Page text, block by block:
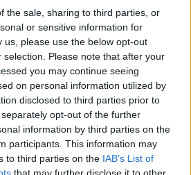
the sale, sharing to third parties, or
or sensitive information for
us, please use the below opt-out
Please note that after your
you may continue seeing
on personal information utilized by
disclosed to third parties prior to
opt-out of the further
information by third parties on the
participants. This information may
to third parties on the IAB’s List of
wodne z wszystkich krajów
naszym kraju miejscowości i
do wody pitnej jest
poziom wód gruntowych.
się klimat, w którym zamazują się
roku, charakteryzuje się
ilości opadów. Cierpi na
transport, turystyka,
powiązane z nimi dziedziny życia.